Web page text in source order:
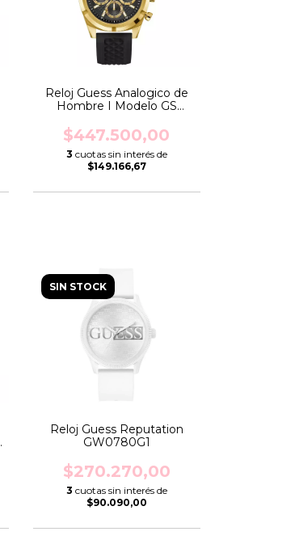
Reloj Guess Analogico de
Hombre I Modelo GS
$447.500,00
3 cuotas sin interés de
$149.166,67
SIN STOCK
Reloj Guess Reputation
GW0780G1
$270.270,00
3 cuotas sin interés de
$90.090,00